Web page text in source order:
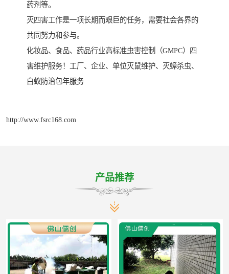
药剂等。
灭四害工作是一项长期而艰巨的任务，需要社会各界的
共同努力和参与。
化妆品、食品、药品行业高标准虫害控制（GMPC）四
害维护服务！工厂、企业、单位灭鼠维护、灭蟑杀虫、
白蚁防治包年服务
http://www.fsrc168.com
产品推荐